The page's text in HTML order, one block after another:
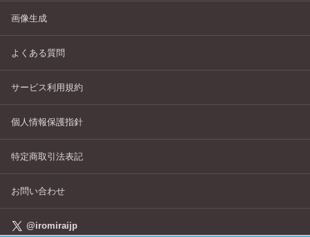
画像生成
よくある質問
サービス利用規約
個人情報保護指針
特定商取引法表記
お問い合わせ
@iromiraijp